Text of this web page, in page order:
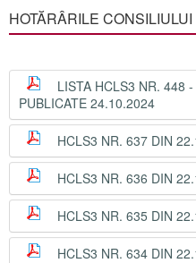
HOTĂRÂRILE
LISTA HCLS3 NR. 448
PUBLICATE 24.10.2024
HCLS3 NR. 637 DIN
HCLS3 NR. 636 DIN
HCLS3 NR. 635 DIN
HCLS3 NR. 634 DIN